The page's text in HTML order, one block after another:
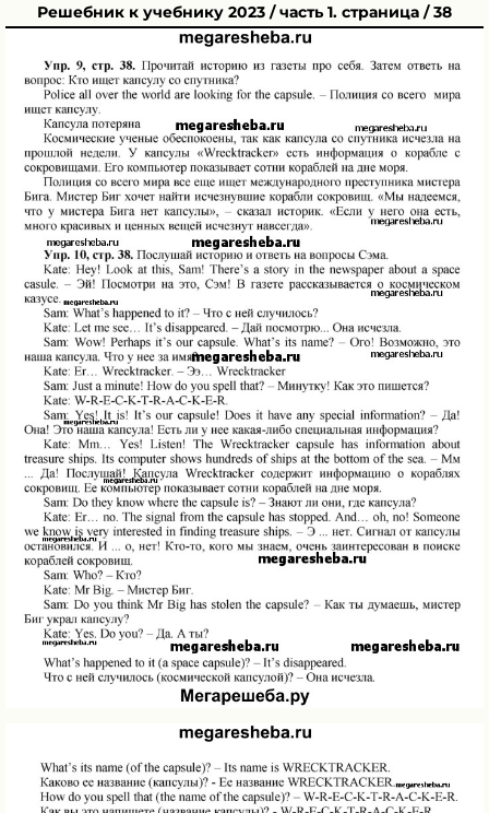
Решебник к учебнику 2023 / часть 1. страница / 38